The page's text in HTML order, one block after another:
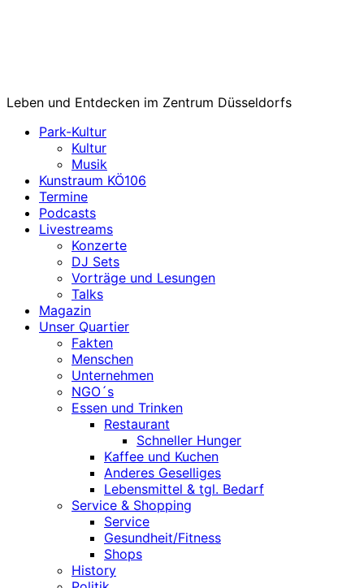
Leben und Entdecken im Zentrum Düsseldorfs
Park-Kultur
Kultur
Musik
Kunstraum KÖ106
Termine
Podcasts
Livestreams
Konzerte
DJ Sets
Vorträge und Lesungen
Talks
Magazin
Unser Quartier
Fakten
Menschen
Unternehmen
NGO´s
Essen und Trinken
Restaurant
Schneller Hunger
Kaffee und Kuchen
Anderes Geselliges
Lebensmittel & tgl. Bedarf
Service & Shopping
Service
Gesundheit/Fitness
Shops
History